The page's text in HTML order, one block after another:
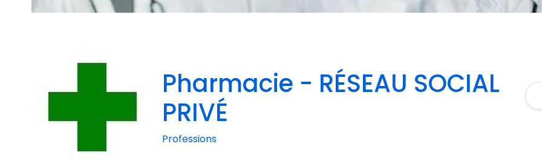
Pharmacie - RÉSEAU SOCIAL
PRIVÉ
Professions